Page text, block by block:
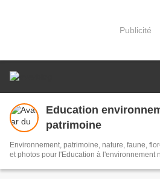
Publicité
Education
patrimoine
Environnement, patrimoine, nature, faune,
et photos pour l'Education à l'environnement